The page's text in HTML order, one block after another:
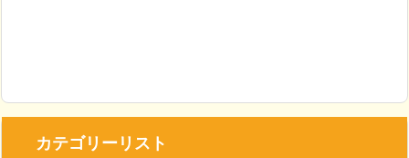
カテゴリーリスト